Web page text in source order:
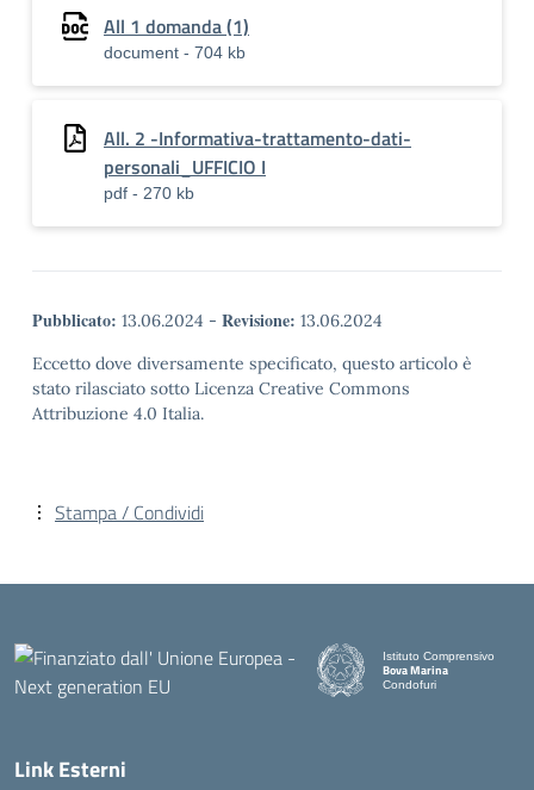
All 1 domanda (1)
document - 704 kb
All. 2 -Informativa-trattamento-dati-
personali_UFFICIO I
pdf - 270 kb
Pubblicato: 13.06.2024 - Revisione: 13.06.2024
Eccetto dove diversamente specificato, questo articolo è
stato rilasciato sotto Licenza Creative Commons
Attribuzione 4.0 Italia.
Stampa / Condividi
Istituto Comprensivo
Bova Marina
Condofuri
Link Esterni